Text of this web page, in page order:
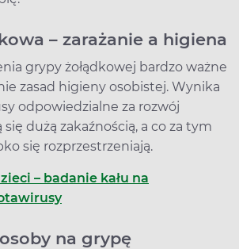
– zarażanie a higiena
grypy żołądkowej bardzo ważne
zasad higieny osobistej. Wynika
odpowiedzialne za rozwój
dużą zakaźnością, a co za tym
się rozprzestrzeniają.
– badanie kału na
na grypę